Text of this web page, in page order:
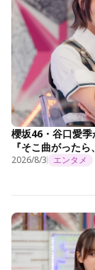
櫻坂46・谷口愛
『そこ曲がった
2026/8/3 エンタメ